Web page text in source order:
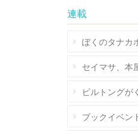
連載
ぼくのタナカ
セイマサ、本
ビルトングが
ブックイベン